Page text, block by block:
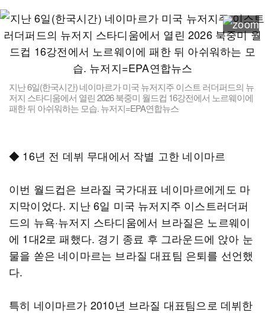
지난 6일(한국시간) 네이마르가 미국 뉴저지주 이스트 러더퍼드의 뉴
저지 스타디움에서 열린 2026 북중미 월드컵 16강전에서 노르웨이에
패한 뒤 아쉬워하는 모습. 뉴저지=EPA연합뉴스
◆ 16년 전 데뷔 무대에서 작별 고한 네이마르
이번 월드컵은 브라질 국가대표 네이마르에게도 마
지막이었다. 지난 6일 미국 뉴저지주 이스트러더퍼
드의 뉴욕·뉴저지 스타디움에서 브라질은 노르웨이
에 1대2로 패했다. 경기 종료 후 그라운드에 앉아 눈
물을 쏟은 네이마르는 브라질 대표팀 은퇴를 선언했
다.
특히 네이마르가 2010년 브라질 대표팀으로 데뷔한